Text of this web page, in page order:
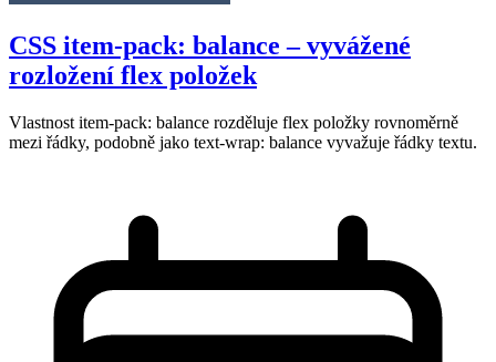
CSS item-pack: balance – vyvážené
rozložení flex položek
Vlastnost item-pack: balance rozděluje flex položky rovnoměrně
mezi řádky, podobně jako text-wrap: balance vyvažuje řádky textu.